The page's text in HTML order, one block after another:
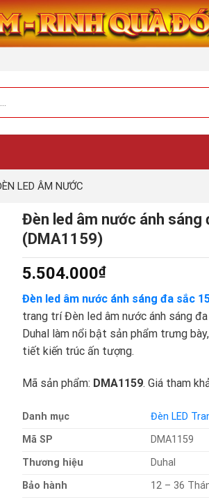
LED ÂM NƯỚC
Đèn led âm nước ánh sáng
(DMA1159)
5.504.000₫
Đèn led âm nước ánh sáng đa sắc
trang trí Đèn led âm nước ánh sáng
Duhal làm nổi bật sản phẩm trưng
tiết kiến trúc ấn tượng.
Mã sản phẩm: DMA1159. Giá tham
Danh mục
Đèn LED
Mã SP
DMA1159
Thương hiệu
Duhal
Bảo hành
12 – 36